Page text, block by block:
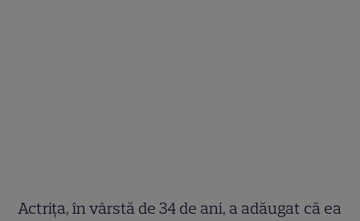
Actrița, în vârstă de 34 de ani, a adăugat că ea